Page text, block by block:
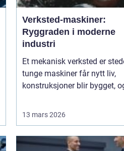
Verksted-maskiner:
Ryggraden i moderne
industri
Et mekanisk verksted er
tunge maskiner får nytt liv,
konstruksjoner blir bygget,
13 mars 2026